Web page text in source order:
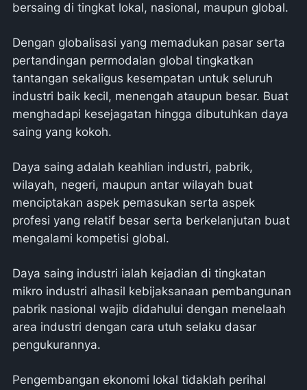
bersaing di tingkat lokal, nasional, maupun global.
Dengan globalisasi yang memadukan pasar serta
pertandingan permodalan global tingkatkan
tantangan sekaligus kesempatan untuk seluruh
industri baik kecil, menengah ataupun besar. Buat
menghadapi kesejagatan hingga dibutuhkan daya
saing yang kokoh.
Daya saing adalah keahlian industri, pabrik,
wilayah, negeri, maupun antar wilayah buat
menciptakan aspek pemasukan serta aspek
profesi yang relatif besar serta berkelanjutan buat
mengalami kompetisi global.
Daya saing industri ialah kejadian di tingkatan
mikro industri alhasil kebijaksanaan pembangunan
pabrik nasional wajib didahului dengan menelaah
area industri dengan cara utuh selaku dasar
pengukurannya.
Pengembangan ekonomi lokal tidaklah perihal